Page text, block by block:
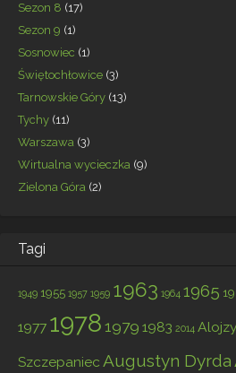
Sezon 8 (17)
Sezon 9 (1)
Sosnowiec (1)
Świętochłowice (3)
Tarnowskie Góry (13)
Tychy (11)
Warszawa (3)
Wirtualna wycieczka (9)
Zielona Góra (2)
Tagi
1949 1955 1957 1959 1963 1964 1965
1977 1978 1979 1983 2014
Szczepaniec Augustyn Dyrda